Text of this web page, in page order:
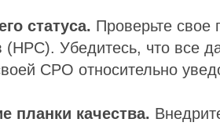
статуса. Проверьте
(НРС). Убедитесь, что все
СРО относительно
планки качества.